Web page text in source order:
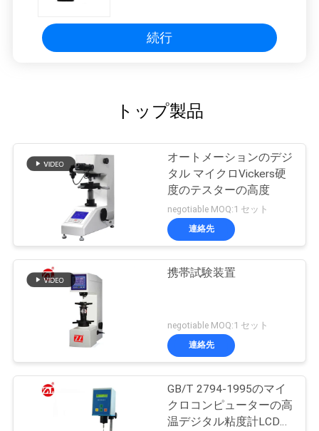
続行
トップ製品
オートメーションのデジ
タル マイクロVickers硬
度のテスターの高度
negotiable MOQ:1 セット
連絡先
携帯試験装置
negotiable MOQ:1 セット
連絡先
GB/T 2794-1995のマイ
クロコンピューターの高
温デジタル粘度計LCDス